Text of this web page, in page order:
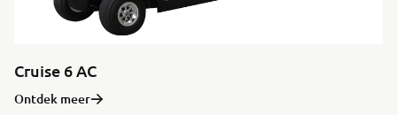
Cruise 6 AC
Ontdek meer